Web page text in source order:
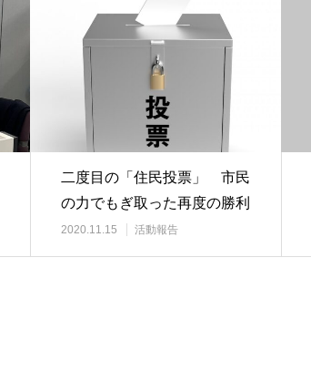
二度目の「住民投票」 市民
の力でもぎ取った再度の勝利
2020.11.15 活動報告